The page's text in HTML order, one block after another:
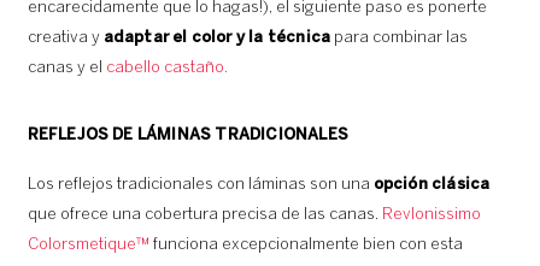
encarecidamente que lo hagas!), el siguiente paso es ponerte
creativa y adaptar el color y la técnica para combinar las
canas y el
cabello castaño.
REFLEJOS DE LÁMINAS TRADICIONALES
Los reflejos tradicionales con láminas son una opción clásica
que ofrece una cobertura precisa de las canas. Revlonissimo
Colorsmetique™ funciona excepcionalmente bien con esta